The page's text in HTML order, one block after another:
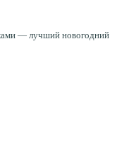
— лучший новогодний